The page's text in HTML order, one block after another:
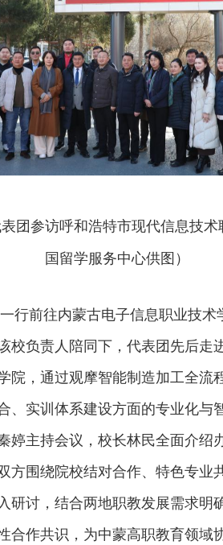
团参访呼和浩特市现代信息技
国留学服务中心供图）
行前往内蒙古电子信息职业技
校负责人陪同下，代表团先后走
院，通过观摩智能制造加工全流
、实训体系建设方面的专业化与
婷主持会议，校长林民全面介绍
方围绕院校结对合作、特色专业
研讨，结合两地职教发展需求明
合作共识，为中蒙高职教育领域